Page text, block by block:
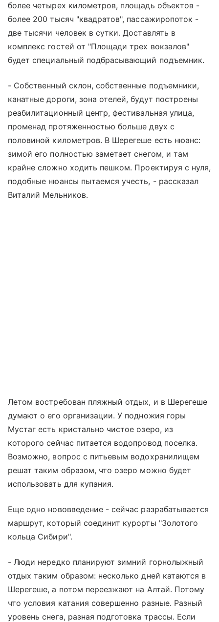
более четырех километров, площадь объектов -
более 200 тысяч "квадратов", пассажиропоток -
две тысячи человек в сутки. Доставлять в
комплекс гостей от "Площади трех вокзалов"
будет специальный подбрасывающий подъемник.
- Собственный склон, собственные подъемники,
канатные дороги, зона отелей, будут построены
реабилитационный центр, фестивальная улица,
променад протяженностью больше двух с
половиной километров. В Шерегеше есть нюанс:
зимой его полностью заметает снегом, и там
крайне сложно ходить пешком. Проектируя с нуля,
подобные нюансы пытаемся учесть, - рассказал
Виталий Мельников.
Летом востребован пляжный отдых, и в Шерегеше
думают о его организации. У подножия горы
Мустаг есть кристально чистое озеро, из
которого сейчас питается водопровод поселка.
Возможно, вопрос с питьевым водохранилищем
решат таким образом, что озеро можно будет
использовать для купания.
Еще одно нововведение - сейчас разрабатывается
маршрут, который соединит курорты "Золотого
кольца Сибири".
- Люди нередко планируют зимний горнолыжный
отдых таким образом: несколько дней катаются в
Шерегеше, а потом переезжают на Алтай. Потому
что условия катания совершенно разные. Разный
уровень снега, разная подготовка трассы. Если